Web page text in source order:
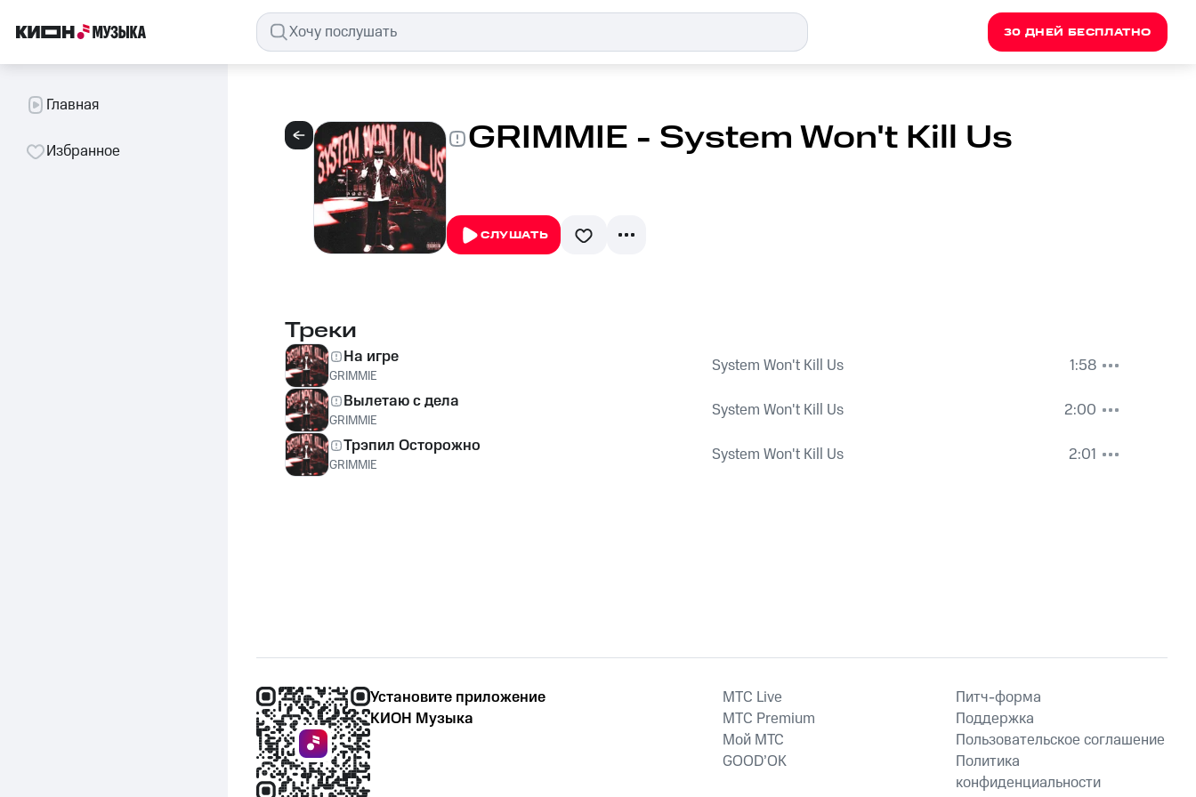
30 ДНЕЙ БЕСПЛАТНО
Главная
Избранное GRIMMIE - System Won't Kill Us
СЛУШАТЬ
Треки
На игре
GRIMMIE System Won't Kill Us
1:58
Вылетаю с дела
GRIMMIE System Won't Kill Us
2:00
Трэпил Осторожно
GRIMMIE System Won't Kill Us 2:01
Установите приложение
КИОН Музыка
MTС Live
MTС Premium
Мой МТС
GOOD’OK
Питч-форма
Поддержка
Пользовательское соглашение
Политика
конфиденциальности